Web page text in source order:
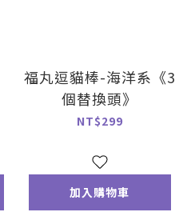
福丸逗貓棒-海洋系《3
個替換頭》
NT$299
加入購物車